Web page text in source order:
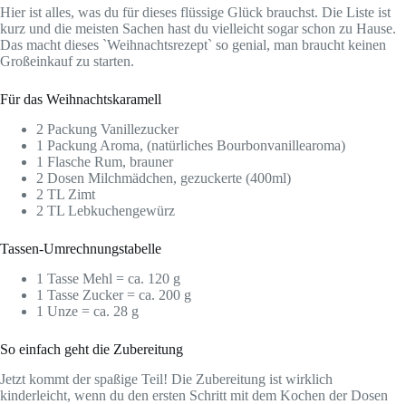
Hier ist alles, was du für dieses flüssige Glück brauchst. Die Liste ist
kurz und die meisten Sachen hast du vielleicht sogar schon zu Hause.
Das macht dieses `Weihnachtsrezept` so genial, man braucht keinen
Großeinkauf zu starten.
Für das Weihnachtskaramell
2 Packung Vanillezucker
1 Packung Aroma, (natürliches Bourbonvanillearoma)
1 Flasche Rum, brauner
2 Dosen Milchmädchen, gezuckerte (400ml)
2 TL Zimt
2 TL Lebkuchengewürz
Tassen-Umrechnungstabelle
1 Tasse Mehl = ca. 120 g
1 Tasse Zucker = ca. 200 g
1 Unze = ca. 28 g
So einfach geht die Zubereitung
Jetzt kommt der spaßige Teil! Die Zubereitung ist wirklich
kinderleicht, wenn du den ersten Schritt mit dem Kochen der Dosen